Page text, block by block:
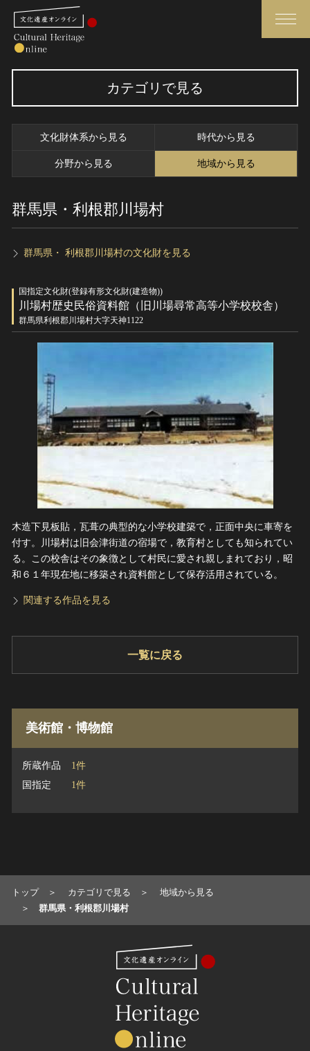
さらに詳細検索
トップ
作品一覧
カテゴリで見る
全国の美術館・博物館
世界遺産
動画で見る無形の文化財
媒体資料・関連記事等
博物館、美術館の皆さまへ
文化庁よりご挨拶
お知らせ一覧
サイトのご意見はこちら
カテゴリで見る
文化財体系から見る 時代から見る
分野から見る 地域から見る
群馬県・利根郡川場村
群馬県・ 利根郡川場村の文化財を見る
国指定文化財(登録有形文化財(建造物))
川場村歴史民俗資料館（旧川場尋常高等小学校校舎）
群馬県利根郡川場村大字天神1122
木造下見板貼，瓦葺の典型的な小学校建築で，正面中央に車寄を
付す。川場村は旧会津街道の宿場で，教育村としても知られてい
る。この校舎はその象徴として村民に愛され親しまれており，昭
和６１年現在地に移築され資料館として保存活用されている。
関連する作品を見る
一覧に戻る
美術館・博物館
所蔵作品
1件
国指定
1件
トップ カテゴリで見る
地域から見る
群馬県・利根郡川場村